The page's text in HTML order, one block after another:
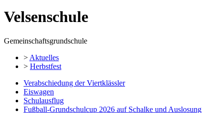
Velsenschule
Gemeinschaftsgrundschule
> Aktuelles
> Herbstfest
Verabschiedung der Viertklässler
Eiswagen
Schulausflug
Fußball-Grundschulcup 2026 auf Schalke und Auslosung